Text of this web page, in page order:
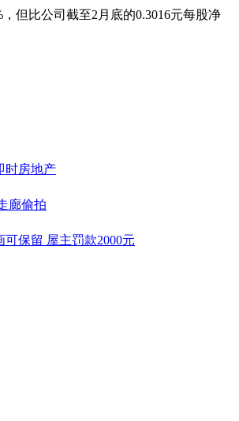
，但比公司截至2月底的0.3016元每股净
时房地产
廊偷拍
保留 屋主罚款2000元